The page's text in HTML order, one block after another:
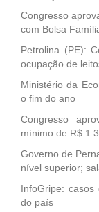
Congresso
com Bolsa
Petrolina (PE):
ocupação de
Ministério da
o fim do ano
Congresso
mínimo de R$
Governo de
nível superior;
InfoGripe:
do país